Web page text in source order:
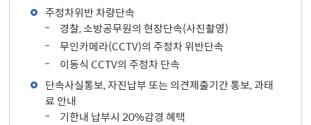
주정차위반 차량단속
경찰, 소방공무원의 현장단속(사진촬영)
무인카메라(CCTV)의 주정차 위반단속
이동식 CCTV의 주정차 단속
단속사실통보, 자진납부 또는 의견제출기간 통보, 과태
료 안내
기한내 납부시 20%감경 혜택